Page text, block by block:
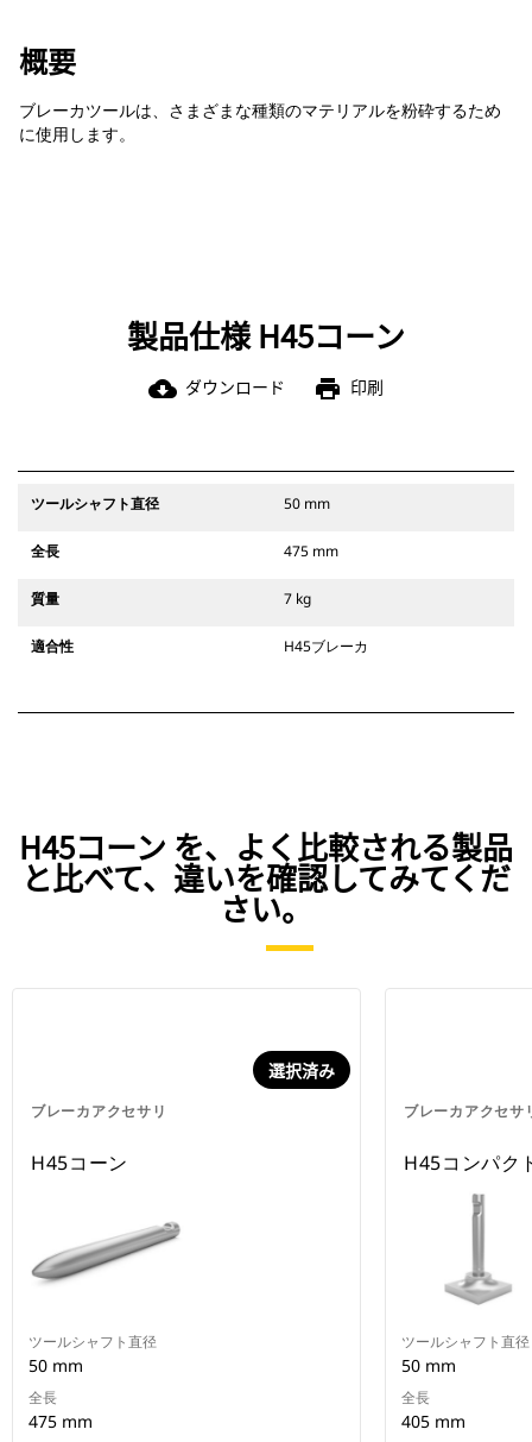
概要
ブレーカツールは、さまざまな種類のマテリアルを粉砕するため
に使用します。
製品仕様 H45コーン
cloud_download ダウンロード print 印刷
ツールシャフト直径 50 mm
全長 475 mm
質量 7 kg
適合性 H45ブレーカ
H45コーン を、よく比較される製品
と比べて、違いを確認してみてくだ
さい。
ブレーカアクセサリ
選択済み
H45コーン
ツールシャフト直径
50 mm
全長
475 mm
ブレーカアクセサ
H45コンパク
ツールシャフト直径
50 mm
全長
405 mm